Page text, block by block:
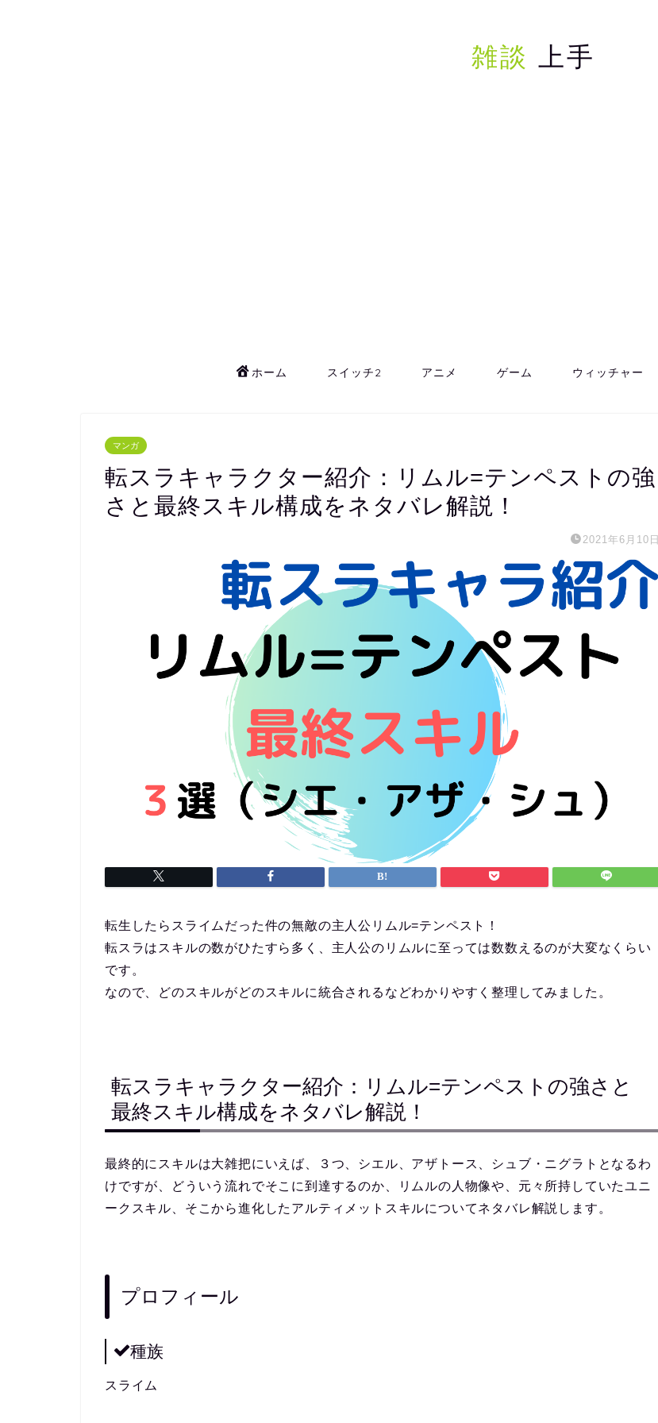
雑談 上手
ホーム スイッチ2 アニメ ゲーム ウィッチャー
マンガ
転スラキャラクター紹介：リムル=テンペストの強
さと最終スキル構成をネタバレ解説！
2021年6月10日
転生したらスライムだった件の無敵の主人公リムル=テンペスト！
転スラはスキルの数がひたすら多く、主人公のリムルに至っては数数えるのが大変なくらい
です。
なので、どのスキルがどのスキルに統合されるなどわかりやすく整理してみました。
転スラキャラクター紹介：リムル=テンペストの強さと
最終スキル構成をネタバレ解説！
最終的にスキルは大雑把にいえば、３つ、シエル、アザトース、シュブ・ニグラトとなるわ
けですが、どういう流れでそこに到達するのか、リムルの人物像や、元々所持していたユニ
ークスキル、そこから進化したアルティメットスキルについてネタバレ解説します。
プロフィール
種族
スライム